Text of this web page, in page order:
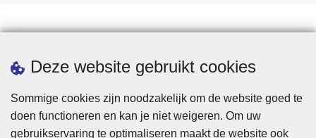
Deze website gebruikt cookies
Sommige cookies zijn noodzakelijk om de website goed te
doen functioneren en kan je niet weigeren. Om uw
gebruikservaring te optimaliseren maakt de website ook